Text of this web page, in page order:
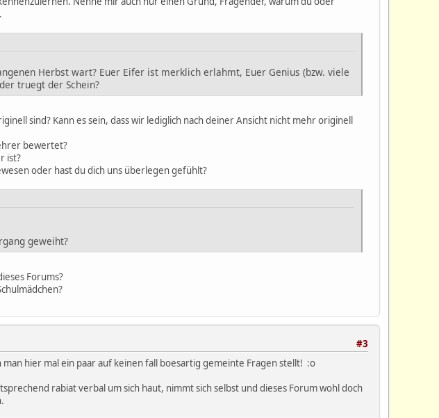
Herbst wart? Euer Eifer ist merklich erlahmt, Euer Genius (bzw. viele
truegt der Schein?
sind? Kann es sein, dass wir lediglich nach deiner Ansicht nicht mehr originell
bewertet?
ist?
oder hast du dich uns überlegen gefühlt?
geweiht?
Forums?
#3
hier mal ein paar auf keinen fall boesartig gemeinte Fragen stellt! :o
rabiat verbal um sich haut, nimmt sich selbst und dieses Forum wohl doch